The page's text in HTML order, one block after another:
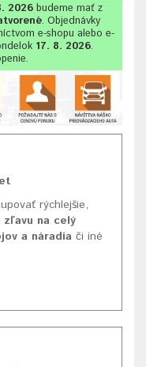
2026 budeme mať z
. Objednávky
e-shopu alebo e-
17. 8. 2026.
rýchlejšie,
zľavu na celý
a náradia či iné